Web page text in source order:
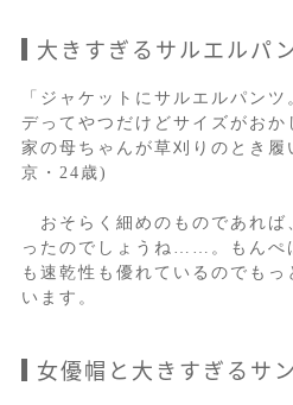
大きすぎるサルエルパ
「ジャケットにサルエルパン
デってやつだけどサイズがお
家の母ちゃんが草刈りのとき
京・24歳)
おそらく細めのものであれば
ったのでしょうね……。もんぺ
も速乾性も優れているのでも
います。
女優帽と大きすぎるサ